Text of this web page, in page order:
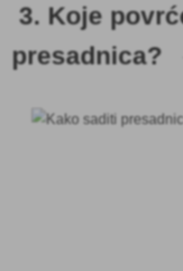
3. Koje
presadnica?